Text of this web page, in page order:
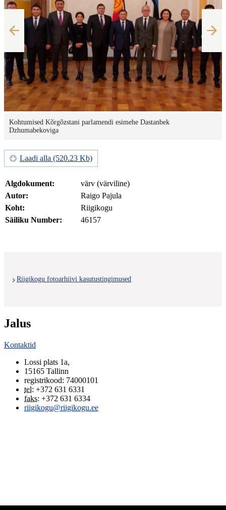
Kohtumised Kõrgõzstani parlamendi esimehe Dastanbek
Dzhumabekoviga
Laadi alla (520.23 Kb)
Algdokument:
värv (värviline)
Autor:
Raigo Pajula
Koht:
Riigikogu
Säiliku Number:
46157
Riigikogu fotoarhiivi kasutustingimused
Jalus
Kontaktid
Lossi plats 1a,
15165 Tallinn
registrikood: 74000101
tel: +372 631 6331
faks: +372 631 6334
riigikogu@riigikogu.ee